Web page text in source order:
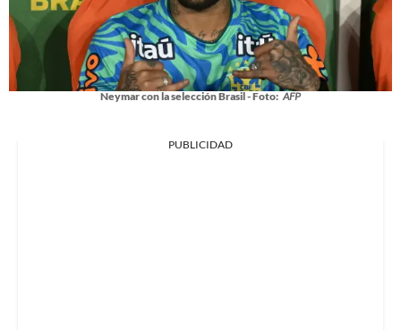
Neymar con la selección Brasil - Foto: AFP
PUBLICIDAD